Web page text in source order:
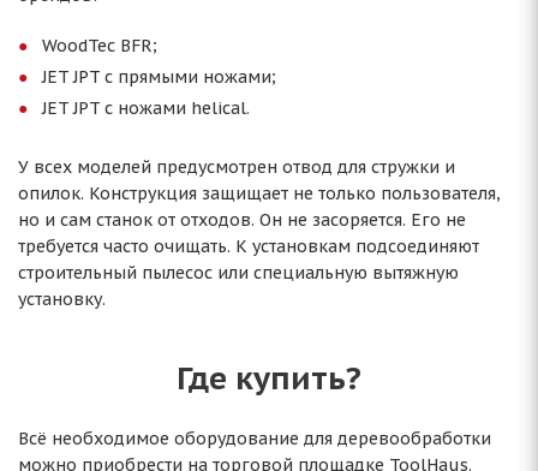
WoodTec BFR;
JET JPT с прямыми ножами;
JET JPT с ножами helical.
У всех моделей предусмотрен отвод для стружки и
опилок. Конструкция защищает не только пользователя,
но и сам станок от отходов. Он не засоряется. Его не
требуется часто очищать. К установкам подсоединяют
строительный пылесос или специальную вытяжную
установку.
Где купить?
Всё необходимое оборудование для деревообработки
можно приобрести на торговой площадке ToolHaus.